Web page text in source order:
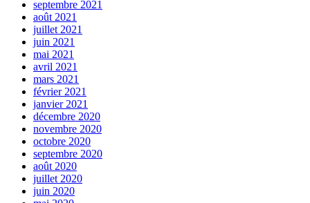
septembre 2021
août 2021
juillet 2021
juin 2021
mai 2021
avril 2021
mars 2021
février 2021
janvier 2021
décembre 2020
novembre 2020
octobre 2020
septembre 2020
août 2020
juillet 2020
juin 2020